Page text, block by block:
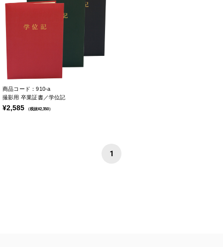
商品コード：910-a
撮影用 卒業証書／学位記
¥2,585 （税抜¥2,350）
1